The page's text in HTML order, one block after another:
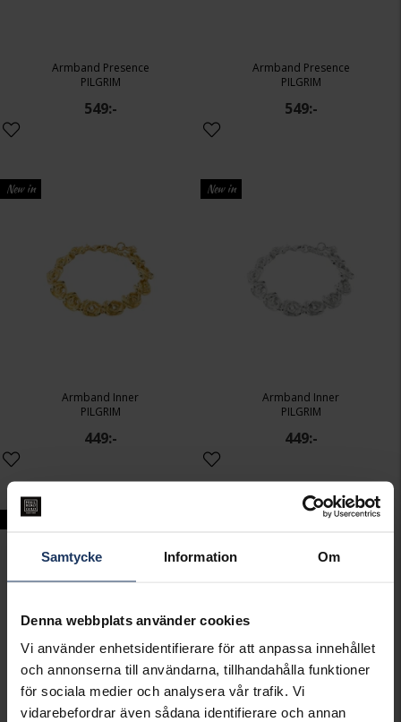
Samtycke Information Om
Denna webbplats använder cookies
Vi använder enhetsidentifierare för att anpassa innehållet
och annonserna till användarna, tillhandahålla funktioner
för sociala medier och analysera vår trafik. Vi
vidarebefordrar även sådana identifierare och annan
Armband Presence
PILGRIM
549:-
Armband Presence
PILGRIM
549:-
New in
Armband Inner
PILGRIM
449:-
New in
Armband Inner
PILGRIM
449:-
New in